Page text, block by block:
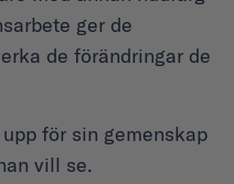
ger de
de förändringar de
för sin gemenskap
vill se.